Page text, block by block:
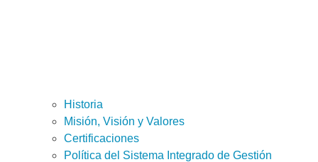
Historia
Misión, Visión y Valores
Certificaciones
Política del Sistema Integrado de Gestión